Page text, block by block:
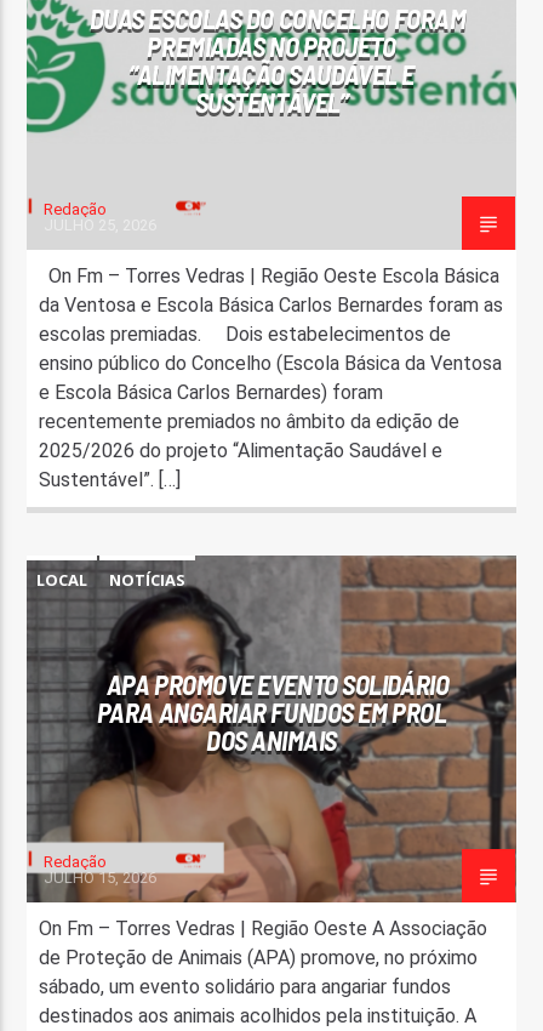
DUAS ESCOLAS DO CONCELHO FORAM
PREMIADAS NO PROJETO
“ALIMENTAÇÃO SAUDÁVEL E
SUSTENTÁVEL”
Redação
On Fm – Torres Vedras | Região Oeste Escola Básica
da Ventosa e Escola Básica Carlos Bernardes foram as
escolas premiadas. Dois estabelecimentos de
ensino público do Concelho (Escola Básica da Ventosa
e Escola Básica Carlos Bernardes) foram
recentemente premiados no âmbito da edição de
2025/2026 do projeto “Alimentação Saudável e
Sustentável”. […]
LOCAL NOTÍCIAS
APA PROMOVE EVENTO SOLIDÁRIO
PARA ANGARIAR FUNDOS EM PROL
DOS ANIMAIS
Redação
JULHO 15, 2026
On Fm – Torres Vedras | Região Oeste A Associação
de Proteção de Animais (APA) promove, no próximo
sábado, um evento solidário para angariar fundos
destinados aos animais acolhidos pela instituição. A